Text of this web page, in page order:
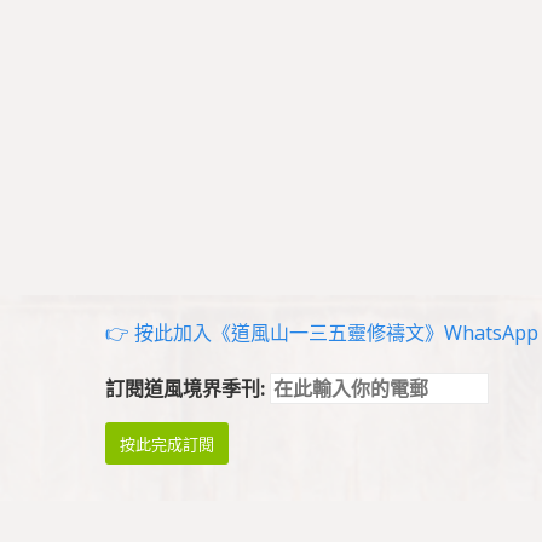
👉 按此加入《道風山一三五靈修禱文》
訂閱道風境界季刊: